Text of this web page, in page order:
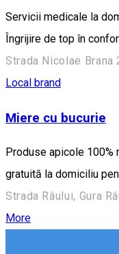
Servicii medicale la
Îngrijire de top în
Strada Nicolae Brana
Local brand
Miere cu bucurie
Produse apicole 100%
gratuită la domiciliu
Strada Râului, Gura
More